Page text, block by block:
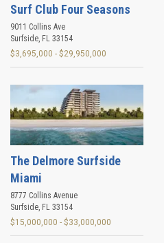
Surf Club Four Seasons
9011 Collins Ave
Surfside, FL 33154
$3,695,000 - $29,950,000
The Delmore Surfside
Miami
8777 Collins Avenue
Surfside, FL 33154
$15,000,000 - $33,000,000